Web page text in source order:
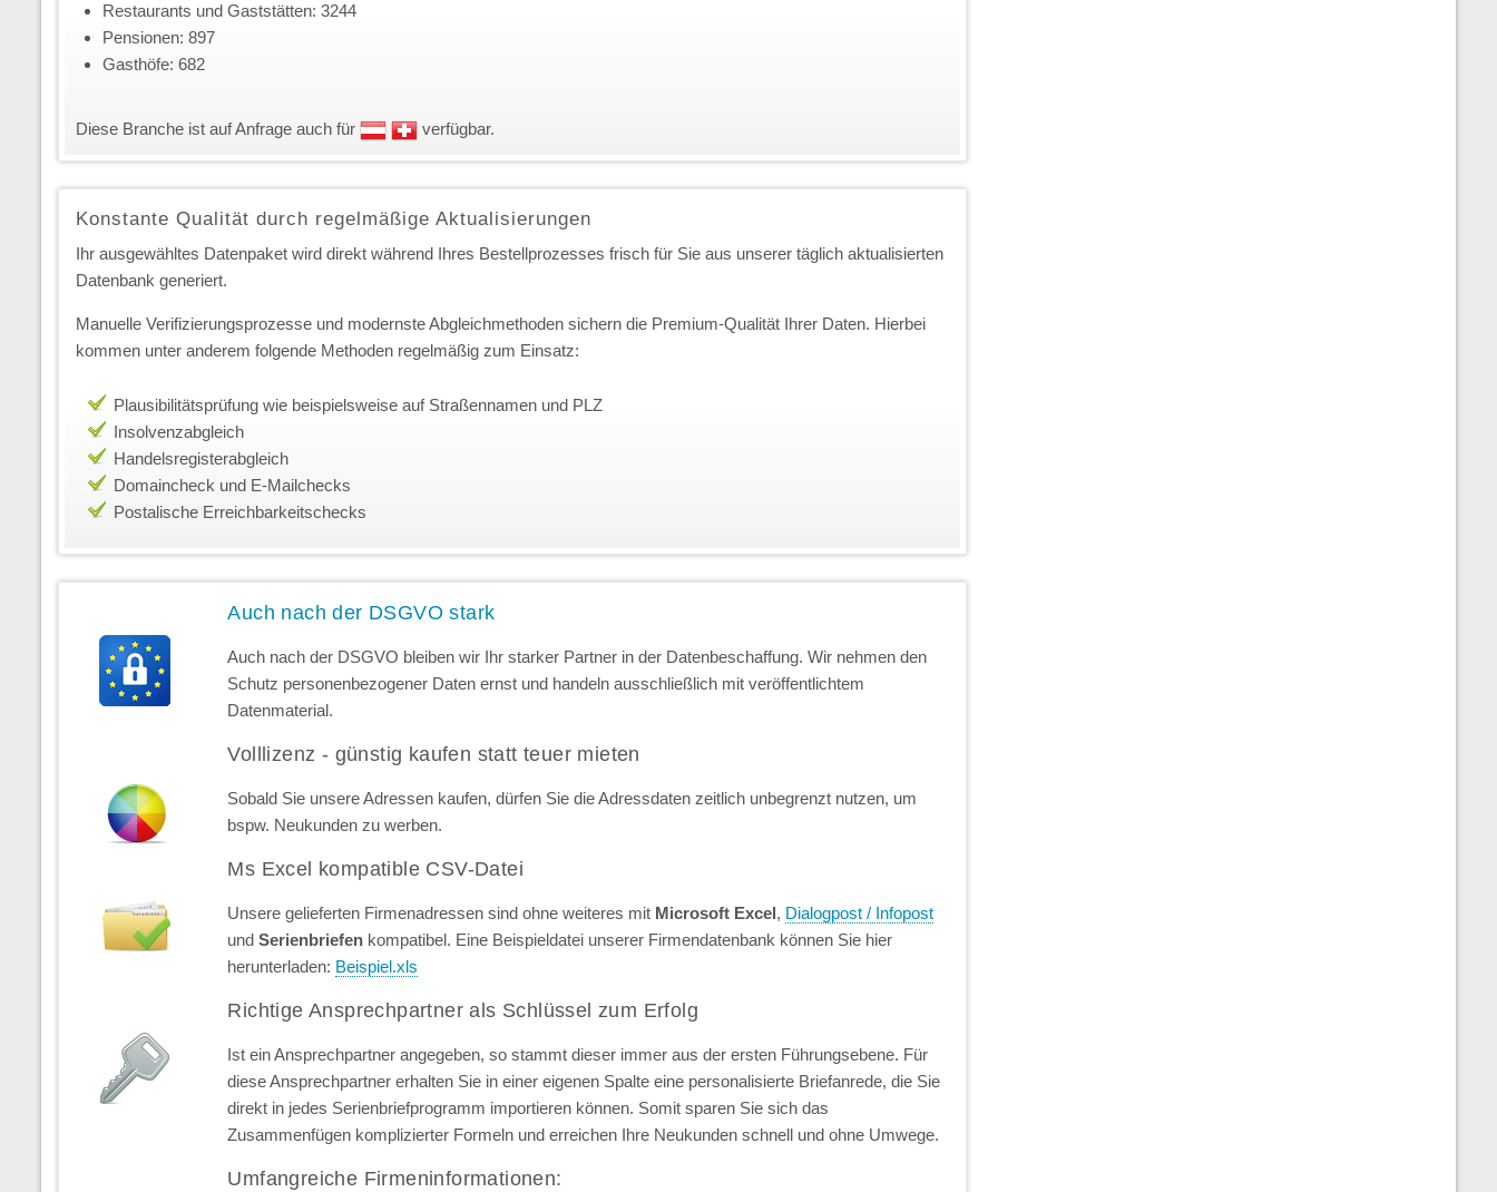
Restaurants und Gaststätten: 3244
Pensionen: 897
Gasthöfe: 682
Diese Branche ist auf Anfrage auch für verfügbar.
Konstante Qualität durch regelmäßige Aktualisierungen
Ihr ausgewähltes Datenpaket wird direkt während Ihres Bestellprozesses frisch für Sie aus unserer täglich aktualisierten
Datenbank generiert.
Manuelle Verifizierungsprozesse und modernste Abgleichmethoden sichern die Premium-Qualität Ihrer Daten. Hierbei
kommen unter anderem folgende Methoden regelmäßig zum Einsatz:
Plausibilitätsprüfung wie beispielsweise auf Straßennamen und PLZ
Insolvenzabgleich
Handelsregisterabgleich
Domaincheck und E-Mailchecks
Postalische Erreichbarkeitschecks
Auch nach der DSGVO stark
Auch nach der DSGVO bleiben wir Ihr starker Partner in der Datenbeschaffung. Wir nehmen den
Schutz personenbezogener Daten ernst und handeln ausschließlich mit veröffentlichtem
Datenmaterial.
Volllizenz - günstig kaufen statt teuer mieten
Sobald Sie unsere Adressen kaufen, dürfen Sie die Adressdaten zeitlich unbegrenzt nutzen, um
bspw. Neukunden zu werben.
Ms Excel kompatible CSV-Datei
Unsere gelieferten Firmenadressen sind ohne weiteres mit Microsoft Excel, Dialogpost / Infopost
undSerienbriefen kompatibel. Eine Beispieldatei unserer Firmendatenbank können Sie hier
herunterladen: Beispiel.xls
Richtige Ansprechpartner als Schlüssel zum Erfolg
Ist ein Ansprechpartner angegeben, so stammt dieser immer aus der ersten Führungsebene. Für
diese Ansprechpartner erhalten Sie in einer eigenen Spalte eine personalisierte Briefanrede, die Sie
direkt in jedes Serienbriefprogramm importieren können. Somit sparen Sie sich das
Zusammenfügen komplizierter Formeln und erreichen Ihre Neukunden schnell und ohne Umwege.
Umfangreiche Firmeninformationen: